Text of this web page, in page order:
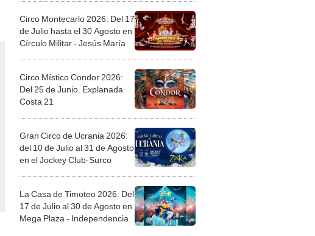
Circo Montecarlo 2026: Del 17
de Julio hasta el 30 Agosto en
Círculo Militar - Jesús María
Circo Místico Condor 2026:
Del 25 de Junio. Explanada
Costa 21
Gran Circo de Ucrania 2026:
del 10 de Julio al 31 de Agosto
en el Jockey Club-Surco
La Casa de Timoteo 2026: Del
17 de Julio al 30 de Agosto en
Mega Plaza - Independencia